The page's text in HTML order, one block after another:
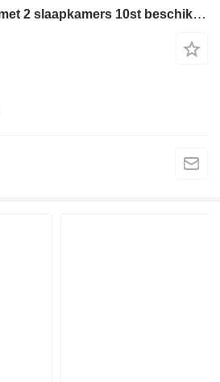
Scanvogn woonunit met 2 slaapkamers 10st beschikbaar